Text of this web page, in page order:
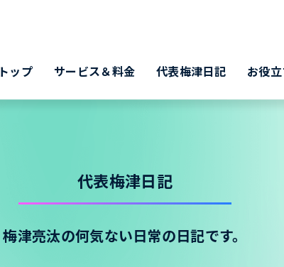
トップ サービス＆料金 代表梅津日記 お役
代表梅津日記
梅津亮汰の何気ない日常の日記です。